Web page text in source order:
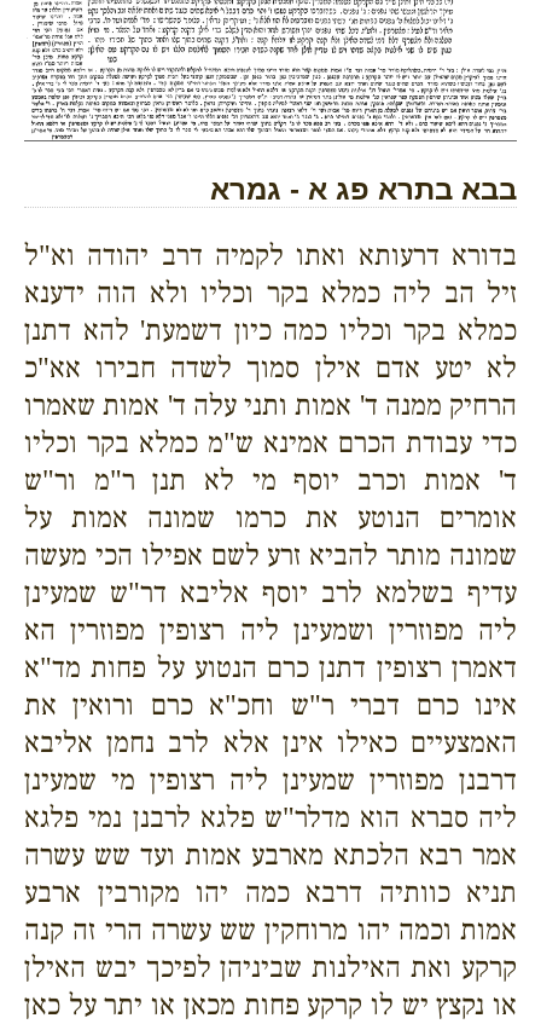
בבא בתרא פג א - גמרא
בדורא דרעותא ואתו לקמיה דרב יהודה וא"ל
זיל הב ליה כמלא בקר וכליו ולא הוה ידענא
כמלא בקר וכליו כמה כיון דשמעת' להא דתנן
לא יטע אדם אילן סמוך לשדה חבירו אא"כ
הרחיק ממנה ד' אמות ותני עלה ד' אמות שאמרו
כדי עבודת הכרם אמינא ש"מ כמלא בקר וכליו
ד' אמות וכרב יוסף מי לא תנן ר"מ ור"ש
אומרים הנוטע את כרמו שמונה אמות על
שמונה מותר להביא זרע לשם אפילו הכי מעשה
עדיף בשלמא לרב יוסף אליבא דר"ש שמעינן
ליה מפוזרין ושמעינן ליה רצופין מפוזרין הא
דאמרן רצופין דתנן כרם הנטוע על פחות מד"א
אינו כרם דברי ר"ש וחכ"א כרם ורואין את
האמצעיים כאילו אינן אלא לרב נחמן אליבא
דרבנן מפוזרין שמעינן ליה רצופין מי שמעינן
ליה סברא הוא מדלר"ש פלגא לרבנן נמי פלגא
אמר רבא הלכתא מארבע אמות ועד שש עשרה
תניא כוותיה דרבא כמה יהו מקורבין ארבע
אמות וכמה יהו מרוחקין שש עשרה הרי זה קנה
קרקע ואת האילנות שביניהן לפיכך יבש האילן
או נקצץ יש לו קרקע פחות מכאן או יתר על כאן